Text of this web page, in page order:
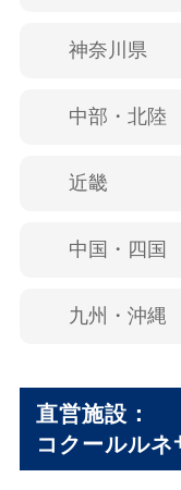
神奈川県
中部・北陸
近畿
中国・四国
九州・沖縄
直営施設：
コクールルネ